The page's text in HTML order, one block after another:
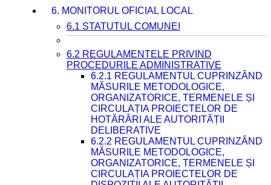
6. MONITORUL OFICIAL LOCAL
6.1 STATUTUL COMUNEI
6.2 REGULAMENTELE PRIVIND
PROCEDURILE ADMINISTRATIVE
6.2.1 REGULAMENTUL CUPRINZÂND
MĂSURILE METODOLOGICE,
ORGANIZATORICE, TERMENELE ȘI
CIRCULAȚIA PROIECTELOR DE
HOTĂRÂRI ALE AUTORITĂȚII
DELIBERATIVE
6.2.2 REGULAMENTUL CUPRINZÂND
MĂSURILE METODOLOGICE,
ORGANIZATORICE, TERMENELE ȘI
CIRCULAȚIA PROIECTELOR DE